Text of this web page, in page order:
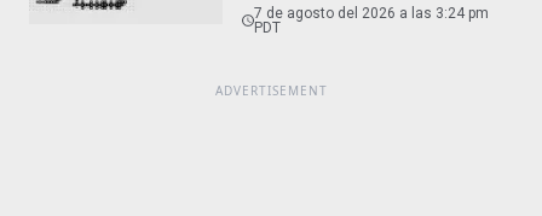
7 de agosto del 2026 a las 3:24 pm
PDT